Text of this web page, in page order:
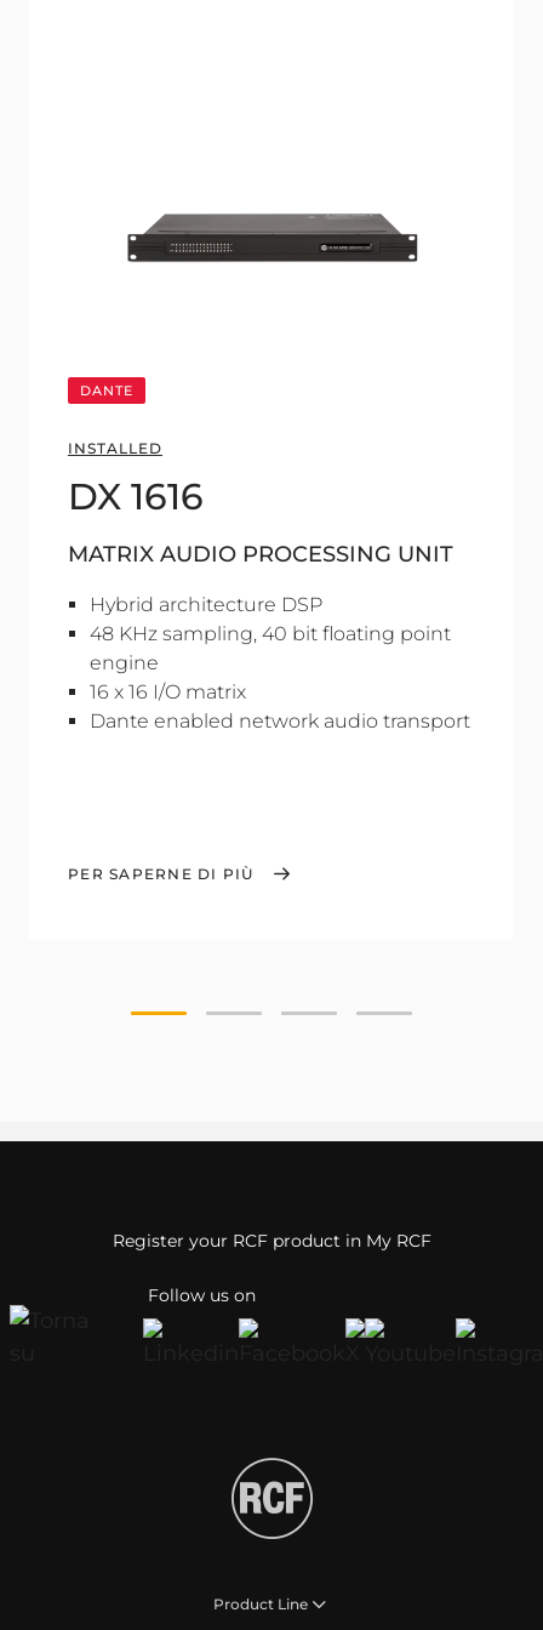
DANTE
INSTALLED
DX 1616
MATRIX AUDIO PROCESSING UNIT
Hybrid architecture DSP
48 KHz sampling, 40 bit floating point
engine
16 x 16 I/O matrix
Dante enabled network audio transport
PER SAPERNE DI PIÙ
Follow us on
Register your RCF product in My RCF
Product Line